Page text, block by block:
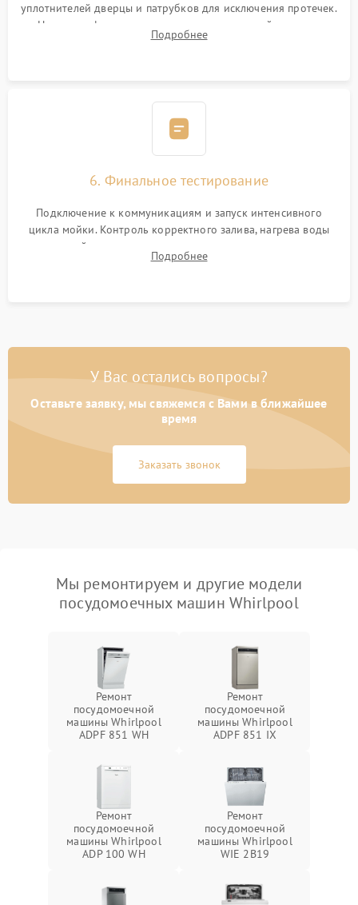
уплотнителей дверцы и патрубков для исключения протечек.
Надежная фиксация хомутов гидравлической системы,
сборка корпуса и установка датчика поплавка.
Подробнее
6. Финальное тестирование
Подключение к коммуникациям и запуск интенсивного
цикла мойки. Контроль корректного залива, нагрева воды
до нужной температуры, отсутствия посторонних шумов,
штатного слива и абсолютной сухости в поддоне.
Подробнее
У Вас остались вопросы?
Оставьте заявку, мы свяжемся с Вами в ближайшее
время
Заказать звонок
Мы ремонтируем и другие модели
посудомоечных машин Whirlpool
Ремонт
посудомоечной
машины Whirlpool
ADPF 851 WH
Ремонт
посудомоечной
машины Whirlpool
ADPF 851 IX
Ремонт
посудомоечной
машины Whirlpool
ADP 100 WH
Ремонт
посудомоечной
машины Whirlpool
WIE 2B19